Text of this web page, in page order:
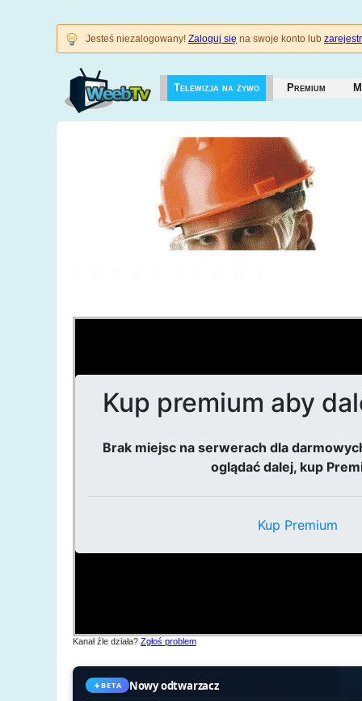
Jesteś niezalogowany! Zaloguj się na swoje konto lub
Telewizja na żywo Premium
Kanał źle działa? Zgłoś problem
BETA Nowy odtwarzacz